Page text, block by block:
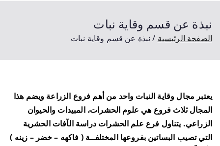
نبذة عن قسم وقاية نبات
الصفحة الرئيسية نبذة عن قسم وقاية نبات
يعتبر مجال وقاية النبات واحد من أهم فروع الزراعة ويضم هذا
المجال ثلاث فروع هي علوم الحشرات، المبيدات والحيوان
الزراعي. يتناول فرع علم الحشرات دراسة الآفات الحشرية
التي تصيب البساتين بفروعها المختلفــة ( فاكهه – خضر – زينه )